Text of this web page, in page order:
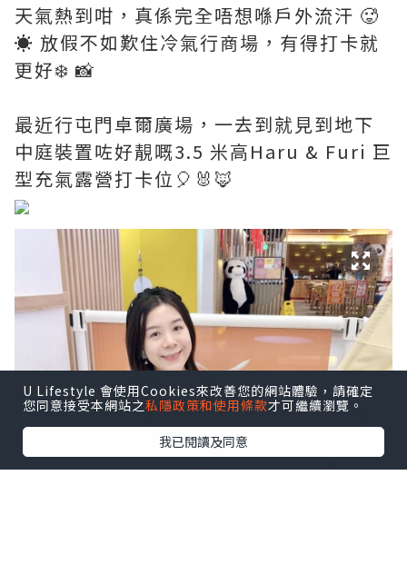
天氣熱到咁，真係完全唔想喺戶外流汗 🥵
☀️ 放假不如歎住冷氣行商場，有得打卡就
更好❄️ 📸
最近行屯門卓爾廣場，一去到就見到地下
中庭裝置咗好靚嘅3.5 米高Haru & Furi 巨
型充氣露營打卡位🎈🐰🦊
U Lifestyle 會使用Cookies來改善您的網站體驗，請確定
您同意接受本網站之私隱政策和使用條款才可繼續瀏覽。
我已閱讀及同意